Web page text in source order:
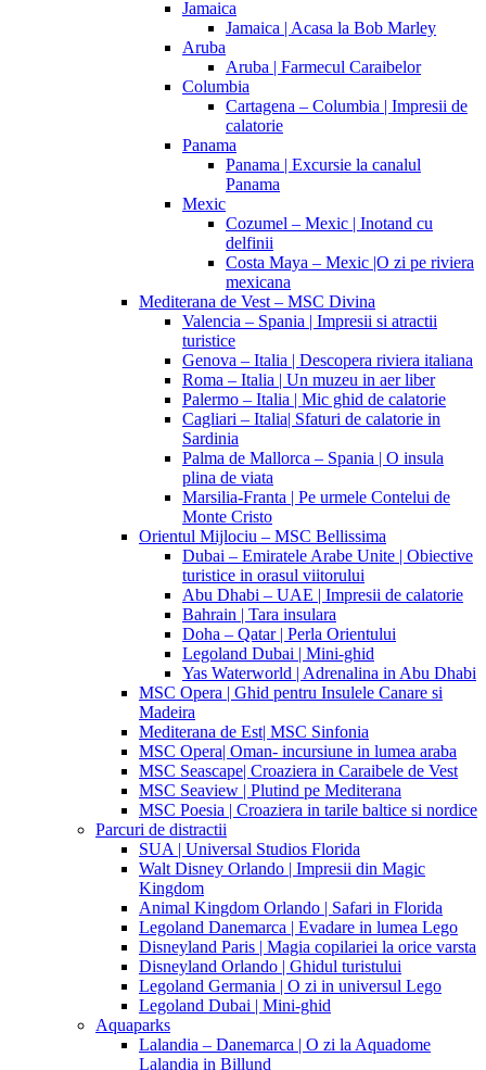
Jamaica
Jamaica | Acasa la Bob Marley
Aruba
Aruba | Farmecul Caraibelor
Columbia
Cartagena – Columbia | Impresii de
calatorie
Panama
Panama | Excursie la canalul
Panama
Mexic
Cozumel – Mexic | Inotand cu
delfinii
Costa Maya – Mexic |O zi pe riviera
mexicana
Mediterana de Vest – MSC Divina
Valencia – Spania | Impresii si atractii
turistice
Genova – Italia | Descopera riviera italiana
Roma – Italia | Un muzeu in aer liber
Palermo – Italia | Mic ghid de calatorie
Cagliari – Italia| Sfaturi de calatorie in
Sardinia
Palma de Mallorca – Spania | O insula
plina de viata
Marsilia-Franta | Pe urmele Contelui de
Monte Cristo
Orientul Mijlociu – MSC Bellissima
Dubai – Emiratele Arabe Unite | Obiective
turistice in orasul viitorului
Abu Dhabi – UAE | Impresii de calatorie
Bahrain | Tara insulara
Doha – Qatar | Perla Orientului
Legoland Dubai | Mini-ghid
Yas Waterworld | Adrenalina in Abu Dhabi
MSC Opera | Ghid pentru Insulele Canare si
Madeira
Mediterana de Est| MSC Sinfonia
MSC Opera| Oman- incursiune in lumea araba
MSC Seascape| Croaziera in Caraibele de Vest
MSC Seaview | Plutind pe Mediterana
MSC Poesia | Croaziera in tarile baltice si nordice
Parcuri de distractii
SUA | Universal Studios Florida
Walt Disney Orlando | Impresii din Magic
Kingdom
Animal Kingdom Orlando | Safari in Florida
Legoland Danemarca | Evadare in lumea Lego
Disneyland Paris | Magia copilariei la orice varsta
Disneyland Orlando | Ghidul turistului
Legoland Germania | O zi in universul Lego
Legoland Dubai | Mini-ghid
Aquaparks
Lalandia – Danemarca | O zi la Aquadome
Lalandia in Billund